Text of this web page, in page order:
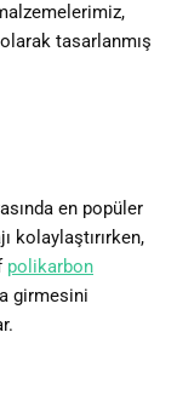
tasarlanmış
en popüler
kolaylaştırırken,
polikarbon
girmesini